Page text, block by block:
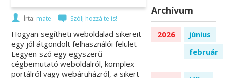
Írta: mate Szólj hozzá te is!
Hogyan segítheti weboldalad sikereit
egy jól átgondolt felhasználói felület
Legyen szó egy egyszerű
cégbemutató weboldalról, komplex
portálról vagy webáruházról, a sikert
Archívum
2026
június
február